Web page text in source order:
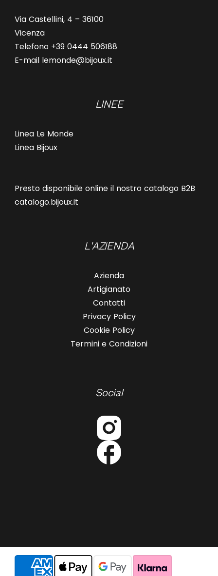
Via Castellini, 4 – 36100
Vicenza
Telefono +39 0444 506188
E-mail lemonde@bijoux.it
LINEE
Linea Le Monde
Linea Bijoux
Presto disponibile online il nostro catalogo B2B
catalogo.bijoux.it
L'AZIENDA
Azienda
Artigianato
Contatti
Privacy Policy
Cookie Policy
Termini e Condizioni
Social